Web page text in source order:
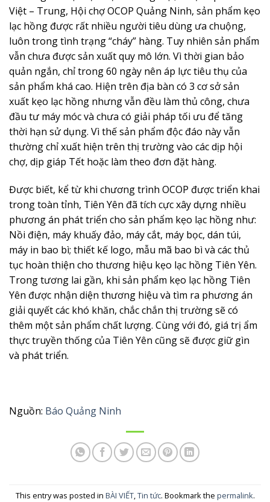
Việt – Trung, Hội chợ OCOP Quảng Ninh, sản phẩm kẹo
lạc hồng được rất nhiều người tiêu dùng ưa chuộng,
luôn trong tình trạng “cháy” hàng. Tuy nhiên sản phẩm
vẫn chưa được sản xuất quy mô lớn. Vì thời gian bảo
quản ngắn, chỉ trong 60 ngày nên áp lực tiêu thụ của
sản phẩm khá cao. Hiện trên địa bàn có 3 cơ sở sản
xuất kẹo lạc hồng nhưng vẫn đều làm thủ công, chưa
đầu tư máy móc và chưa có giải pháp tối ưu để tăng
thời hạn sử dụng. Vì thế sản phẩm độc đáo này vẫn
thường chỉ xuất hiện trên thị trường vào các dịp hội
chợ, dịp giáp Tết hoặc làm theo đơn đặt hàng.
Được biết, kể từ khi chương trình OCOP được triển khai
trong toàn tỉnh, Tiên Yên đã tích cực xây dựng nhiều
phương án phát triển cho sản phẩm kẹo lạc hồng như:
Nồi điện, máy khuấy đảo, máy cắt, máy bọc, dán túi,
máy in bao bì; thiết kế logo, mẫu mã bao bì và các thủ
tục hoàn thiện cho thương hiệu kẹo lạc hồng Tiên Yên.
Trong tương lai gần, khi sản phẩm kẹo lạc hồng Tiên
Yên được nhận diện thương hiệu và tìm ra phương án
giải quyết các khó khăn, chắc chắn thị trường sẽ có
thêm một sản phẩm chất lượng. Cùng với đó, giá trị ẩm
thực truyền thống của Tiên Yên cũng sẽ được giữ gìn
và phát triển.
Nguồn: Báo Quảng Ninh
This entry was posted in BÀI VIẾT,Tin tức. Bookmark the permalink.